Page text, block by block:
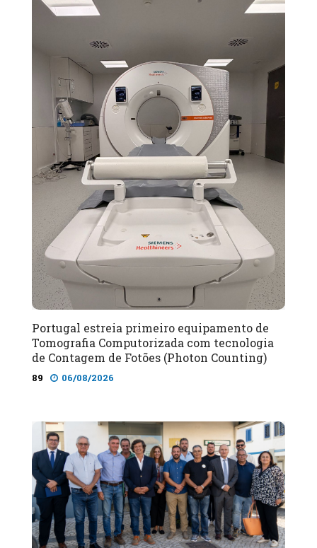
Portugal estreia primeiro equipamento de
Tomografia Computorizada com tecnologia
de Contagem de Fotões (Photon Counting)
89 06/08/2026